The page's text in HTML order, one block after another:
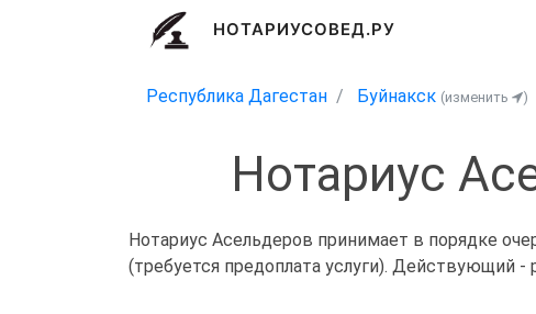
НОТАРИУСОВЕД.РУ
Республика Дагестан Буйнакск (изменить )
Нотариус
Нотариус Асельдеров принимает в порядке
(требуется предоплата услуги). Действующий